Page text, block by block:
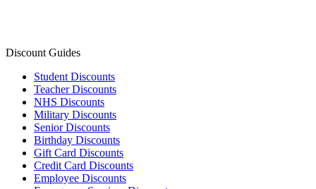
Discount Guides
Student Discounts
Teacher Discounts
NHS Discounts
Military Discounts
Senior Discounts
Birthday Discounts
Gift Card Discounts
Credit Card Discounts
Employee Discounts